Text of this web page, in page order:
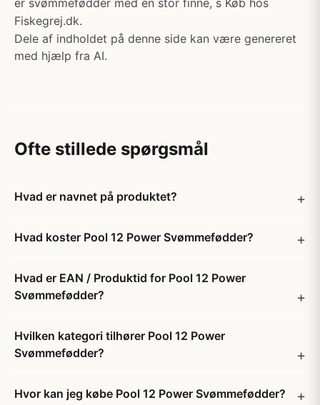
er svømmefødder med en stor finne, s Køb hos
Fiskegrej.dk.
Dele af indholdet på denne side kan være genereret
med hjælp fra AI.
Ofte stillede spørgsmål
Hvad er navnet på produktet?
Hvad koster Pool 12 Power Svømmefødder?
Hvad er EAN / Produktid for Pool 12 Power
Svømmefødder?
Hvilken kategori tilhører Pool 12 Power
Svømmefødder?
Hvor kan jeg købe Pool 12 Power Svømmefødder?